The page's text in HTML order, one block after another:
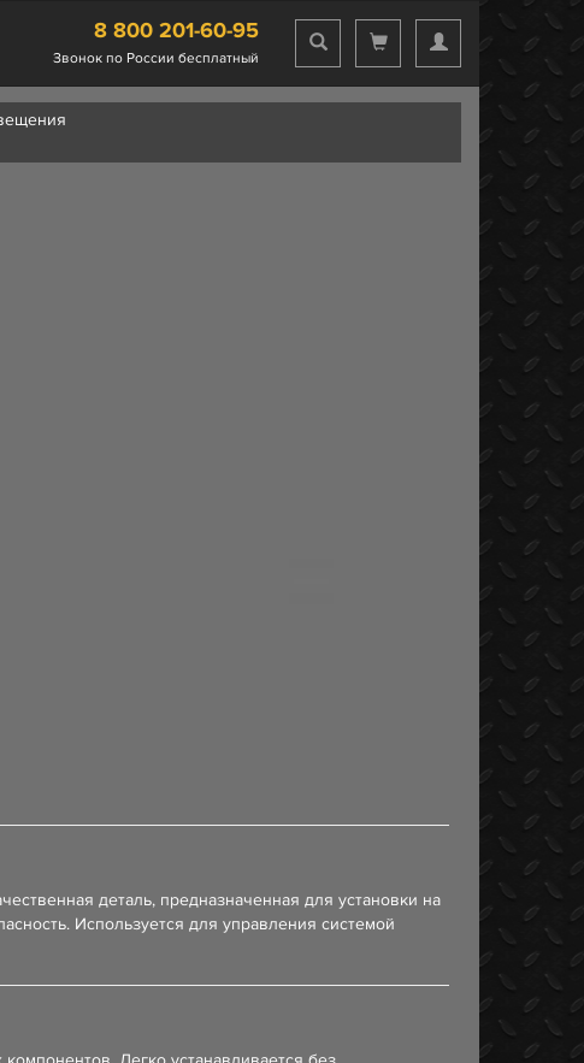
8 800 201-60-95
Звонок по России бесплатный
деталь, предназначенная для установки на
Используется для управления системой